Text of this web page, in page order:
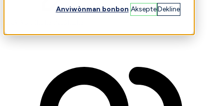
Anviwònman bonbon AksepteDekline